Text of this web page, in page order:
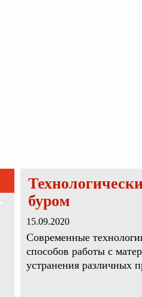
буром
15.09.2020
Современные
способов работы с
устранения различных